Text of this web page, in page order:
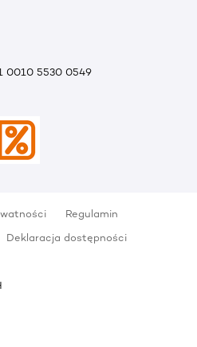
0010 5530 0549
Regulamin
Deklaracja dostępności